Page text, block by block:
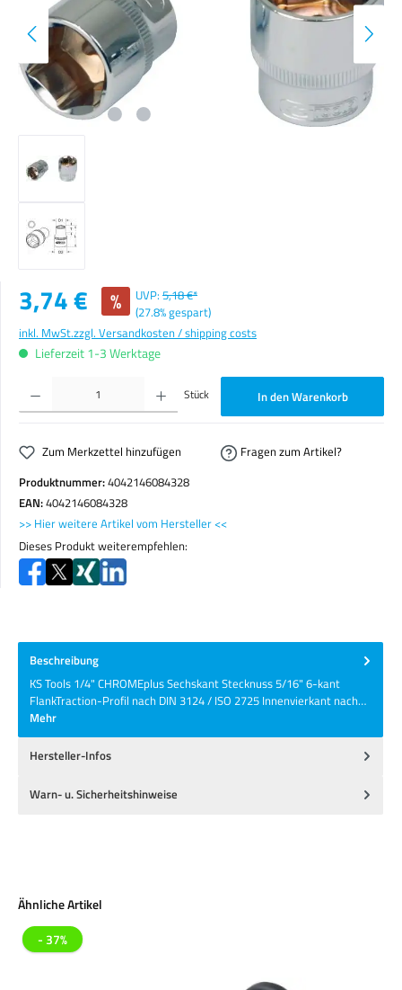
Verkaufspreis:
3,74 € % UVP: 5,18 €*
(27.8% gespart)
inkl. MwSt.zzgl. Versandkosten / shipping costs
Lieferzeit 1-3 Werktage
Produkt Anzahl: Gib den gewünschten Wert ein oder benutze die Schaltflächen um die Anzahl zu
Stück In den Warenkorb
Zum Merkzettel hinzufügen
Fragen zum Artikel?
Produktnummer:4042146084328
EAN:4042146084328
>> Hier weitere Artikel vom Hersteller <<
Dieses Produkt weiterempfehlen:
Beschreibung
KS Tools 1/4" CHROMEplus Sechskant Stecknuss 5/16" 6-kant
FlankTraction-Profil nach DIN 3124 / ISO 2725 Innenvierkant nach…
Mehr
Hersteller-Infos
Warn- u. Sicherheitshinweise
Produktgalerie überspringen
Ähnliche Artikel
- 37%